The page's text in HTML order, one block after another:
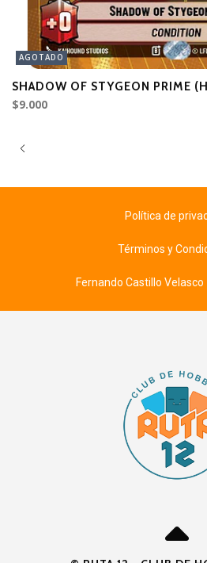
AGOTADO
SHADOW OF STYGEON PRIME
$9.000
Política de
Términos y
Fernando Castillo Velasco